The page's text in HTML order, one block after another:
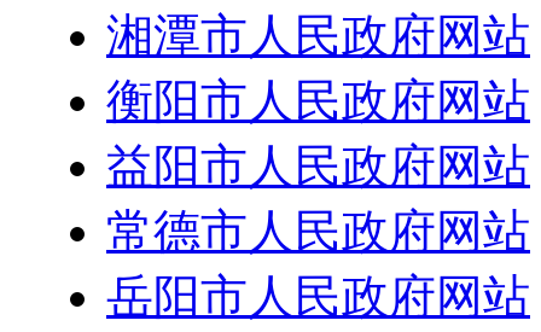
湘潭市人民政府网站
衡阳市人民政府网站
益阳市人民政府网站
常德市人民政府网站
岳阳市人民政府网站